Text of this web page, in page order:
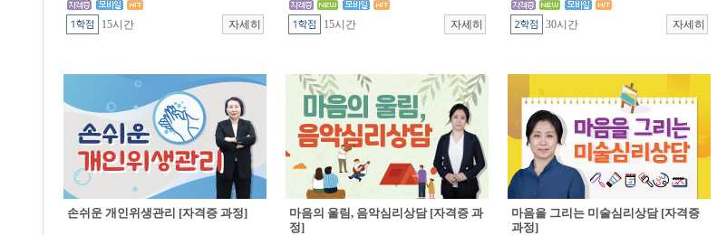
15시간 15시간 30시간
손쉬운 개인위생관리 [자격증 과정]
마음의 울림, 음악심리상담 [자격증 과
정]
마음을 그리는 미술심리상담 [자격증
과정]